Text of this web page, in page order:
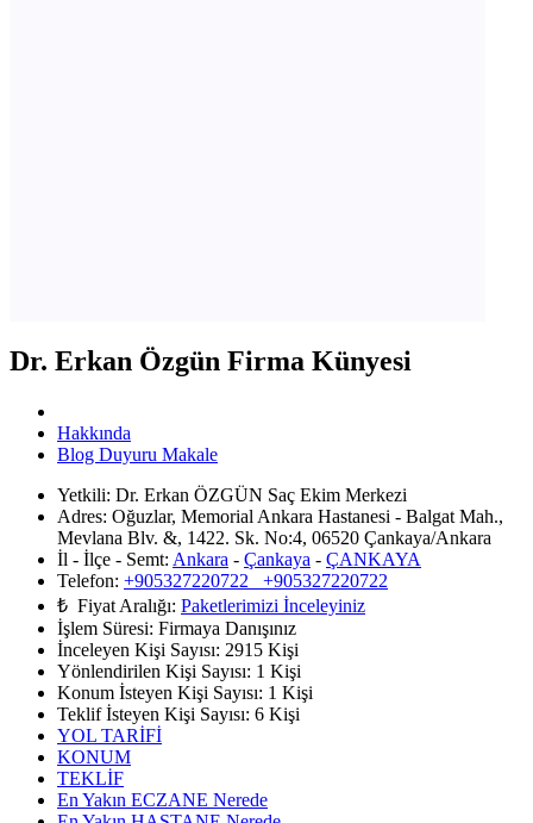
Dr. Erkan Özgün Firma Künyesi
Hakkında
Blog Duyuru Makale
Yetkili: Dr. Erkan ÖZGÜN Saç Ekim Merkezi
Adres: Oğuzlar, Memorial Ankara Hastanesi - Balgat Mah.,
Mevlana Blv. &, 1422. Sk. No:4, 06520 Çankaya/Ankara
İl - İlçe - Semt: Ankara - Çankaya - ÇANKAYA
Telefon: +905327220722 +905327220722
₺ Fiyat Aralığı: Paketlerimizi İnceleyiniz
İşlem Süresi: Firmaya Danışınız
İnceleyen Kişi Sayısı: 2915 Kişi
Yönlendirilen Kişi Sayısı: 1 Kişi
Konum İsteyen Kişi Sayısı: 1 Kişi
Teklif İsteyen Kişi Sayısı: 6 Kişi
YOL TARİFİ
KONUM
TEKLİF
En Yakın ECZANE Nerede